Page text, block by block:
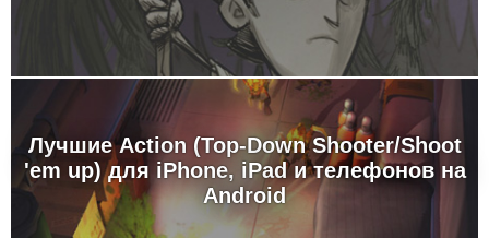
Лучшие Action (Top-Down Shooter/Shoot
'em up) для iPhone, iPad и телефонов на
Android